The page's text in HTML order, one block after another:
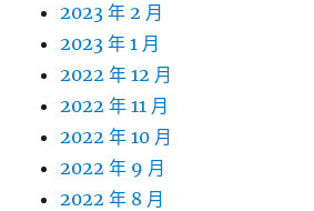
2023 年 2 月
2023 年 1 月
2022 年 12 月
2022 年 11 月
2022 年 10 月
2022 年 9 月
2022 年 8 月